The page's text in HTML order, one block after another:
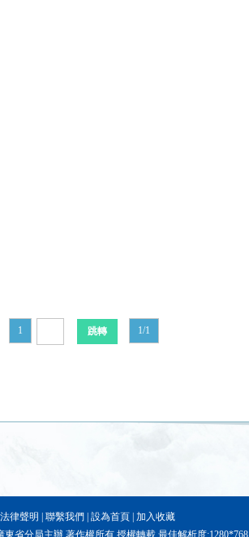
1 1/1
法律聲明 聯繫我們 設為首頁 加入收藏
東省分局主辦 著作權所有 授權轉載 最佳解析度:1280*768